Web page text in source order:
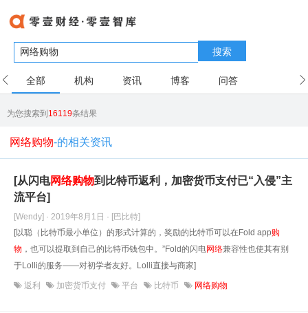
搜索
全部 机构 资讯 博客 问答
为您搜索到16119条结果
网络购物-的相关资讯
[从闪电网络购物到比特币返利，加密货币支付已“入侵”主
流平台]
[Wendy] · 2019年8月1日 · [巴比特]
[以聪（比特币最小单位）的形式计算的，奖励的比特币可以在Fold app购
物 ，也可以提取到自己的比特币钱包中。”Fold的闪电网络兼容性也使其有别
于Lolli的服务——对初学者友好。Lolli直接与商家]
返利 加密货币支付 平台 比特币 网络购物